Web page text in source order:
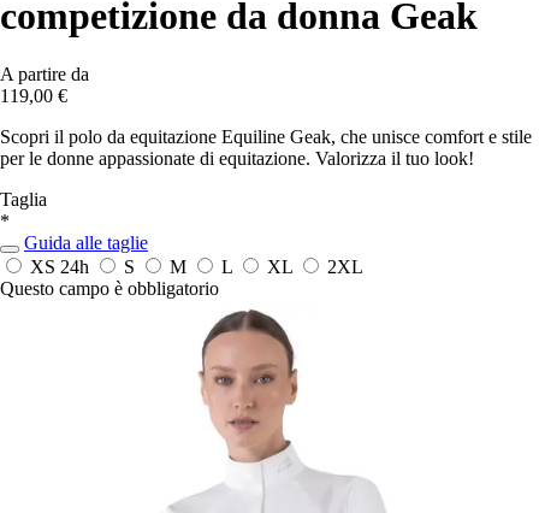
competizione da donna Geak
A partire da
119,00 €
Scopri il polo da equitazione Equiline Geak, che unisce comfort e stile
per le donne appassionate di equitazione. Valorizza il tuo look!
Taglia
*
Guida alle taglie
XS 24h S M L XL
2XL
Questo campo è obbligatorio